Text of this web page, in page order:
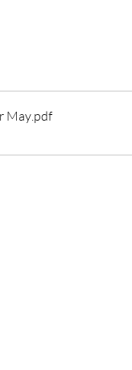
Columbia County Cooking Class Flyer May.pdf